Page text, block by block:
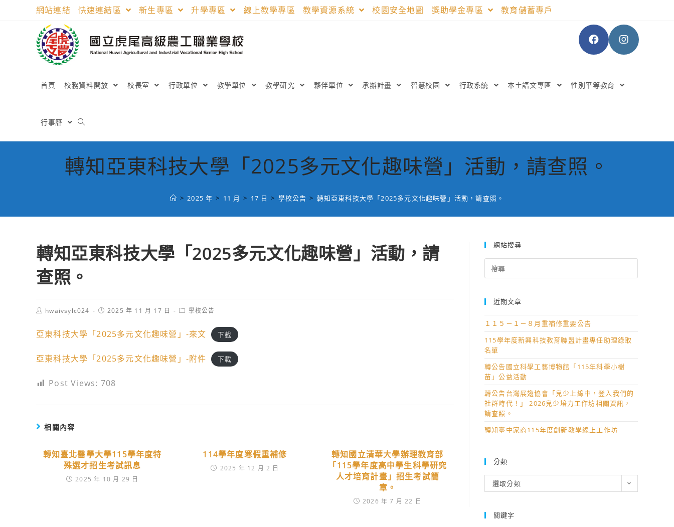
網站連結 快速連結區 新生專區 升學專區 線上教學專區 教學資源系統 校園安全地圖 獎助學金專區 教育儲蓄專戶
首頁 校務資料開放 校長室 行政單位 教學單位 教學研究 夥伴單位 承辦計畫 智慧校園 行政系統 本土語文專區 性別平等教育
行事曆
轉知亞東科技大學「2025多元文化趣味營」活動，請查照。
> 2025 年 > 11 月 > 17 日 > 學校公告 > 轉知亞東科技大學「2025多元文化趣味營」活動，請查照。
轉知亞東科技大學「2025多元文化趣味營」活動，請
查照。
Posthwaivsylc024
Post2025 年 11 月 17 日
Post學校公告
亞東科技大學「2025多元文化趣味營」-來文 下載
亞東科技大學「2025多元文化趣味營」-附件 下載
Post Views: 708
相關內容
轉知臺北醫學大學115學年度特
殊選才招生考試訊息
2025 年 10 月 29 日
114學年度寒假重補修
2025 年 12 月 2 日
轉知國立清華大學辦理教育部
「115學年度高中學生科學研究
人才培育計畫」招生考試簡
章。
2026 年 7 月 22 日
網站搜尋
for:
近期文章
１１５－１－８月重補修重要公告
115學年度新興科技教育聯盟計畫專任助理錄取
名單
轉公告國立科學工藝博物館「115年科學小樹
苗」公益活動
轉公告台灣展翅協會「兒少上線中，登入我們的
社群時代！」 2026兒少培力工作坊相關資訊，
請查照。
轉知臺中家商115年度創新教學線上工作坊
分類
類
選取分類
關鍵字